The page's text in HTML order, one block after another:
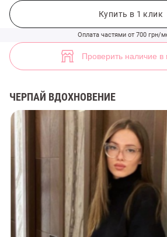
Купить в 1 клик
Оплата частями от 700 грн/
Проверить наличие в
ЧЕРПАЙ ВДОХНОВЕНИЕ
Мягкий объемный свитер (арт. 42964) ♡